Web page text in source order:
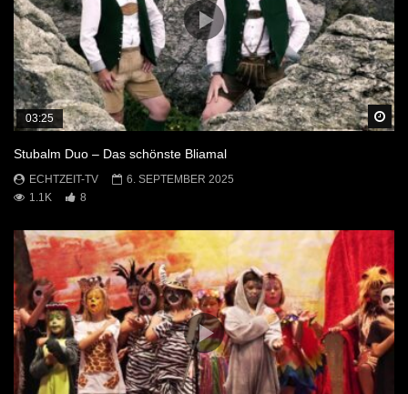
03:25
Stubalm Duo – Das schönste Bliamal
ECHTZEIT-TV
6. SEPTEMBER 2025
1.1K
8